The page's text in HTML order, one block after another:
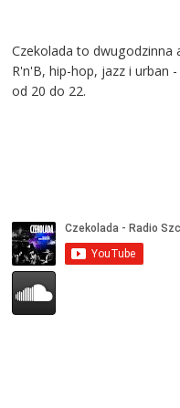
Czekolada to
R'n'B, hip-hop, jazz i urban
od 20 do 22.